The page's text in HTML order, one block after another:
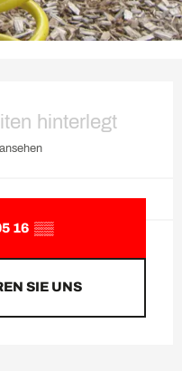
hinterlegt
16 ▒▒
SIE UNS